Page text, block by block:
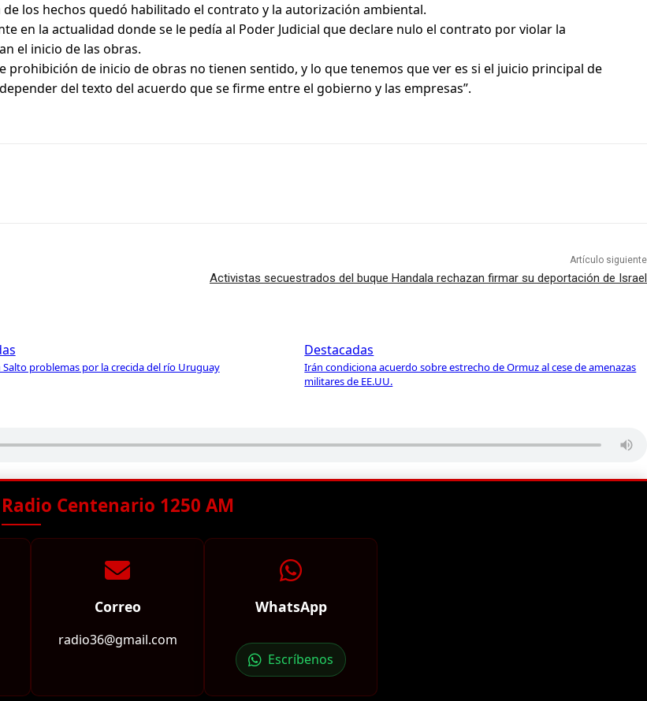
los hechos quedó habilitado el contrato y la autorización ambiental.
en la actualidad donde se le pedía al Poder Judicial que declare nulo el contrato por violar la
el inicio de las obras.
prohibición de inicio de obras no tienen sentido, y lo que tenemos que ver es si el juicio principal de
del texto del acuerdo que se firme entre el gobierno y las empresas”.
Artículo siguiente
Activistas secuestrados del buque Handala rechazan firmar su deportación de Israel
Salto problemas por la crecida del río Uruguay
Destacadas
Irán condiciona acuerdo sobre estrecho de Ormuz al cese de amenazas
militares de EE.UU.
Radio Centenario 1250 AM
Correo
radio36@gmail.com
WhatsApp
Escríbenos